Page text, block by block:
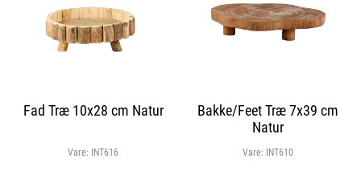
Fad Træ 10x28 cm Natur
Vare: INT616
Bakke/Feet Træ 7x39 cm
Natur
Vare: INT610